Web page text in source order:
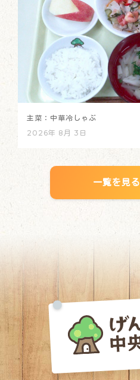
主菜：中華冷しゃぶ
2026年 8月 3日
一覧を見る